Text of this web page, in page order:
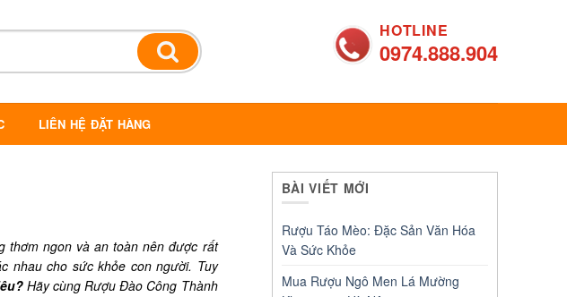
HOTLINE
0974.888.904
LIÊN HỆ ĐẶT HÀNG
thơm ngon và an toàn nên được rất
nhau cho sức khỏe con người. Tuy
Hãy cùng Rượu Đào Công Thành
BÀI VIẾT MỚI
Rượu Táo Mèo: Đặc Sản Văn Hóa
Và Sức Khỏe
Mua Rượu Ngô Men Lá Mường